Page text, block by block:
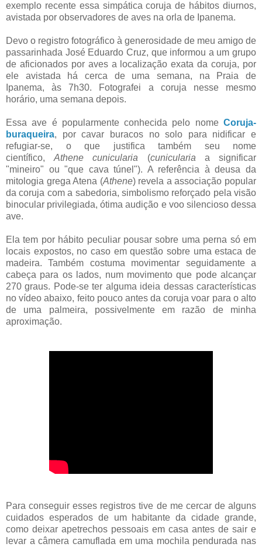
exemplo recente essa simpática coruja de hábitos diurnos,
avistada por observadores de aves na orla de Ipanema.
Devo o registro fotográfico à generosidade de meu amigo de
passarinhada José Eduardo Cruz, que informou a um grupo
de aficionados por aves a localização exata da coruja, por
ele avistada há cerca de uma semana, na Praia de
Ipanema, às 7h30. Fotografei a coruja nesse mesmo
horário, uma semana depois.
Essa ave é popularmente conhecida pelo nome Coruja-
buraqueira, por cavar buracos no solo para nidificar e
refugiar-se, o que justifica também seu nome
científico,Athene cunicularia (cunicularia a significar
"mineiro" ou "que cava túnel"). A referência à deusa da
mitologia grega Atena (Athene) revela a associação popular
da coruja com a sabedoria, simbolismo reforçado pela visão
binocular privilegiada, ótima audição e voo silencioso dessa
ave.
Ela tem por hábito peculiar pousar sobre uma perna só em
locais expostos, no caso em questão sobre uma estaca de
madeira. Também costuma movimentar seguidamente a
cabeça para os lados, num movimento que pode alcançar
270 graus. Pode-se ter alguma ideia dessas características
no vídeo abaixo, feito pouco antes da coruja voar para o alto
de uma palmeira, possivelmente em razão de minha
aproximação.
Para conseguir esses registros tive de me cercar de alguns
cuidados esperados de um habitante da cidade grande,
como deixar apetrechos pessoais em casa antes de sair e
levar a câmera camuflada em uma mochila pendurada nas